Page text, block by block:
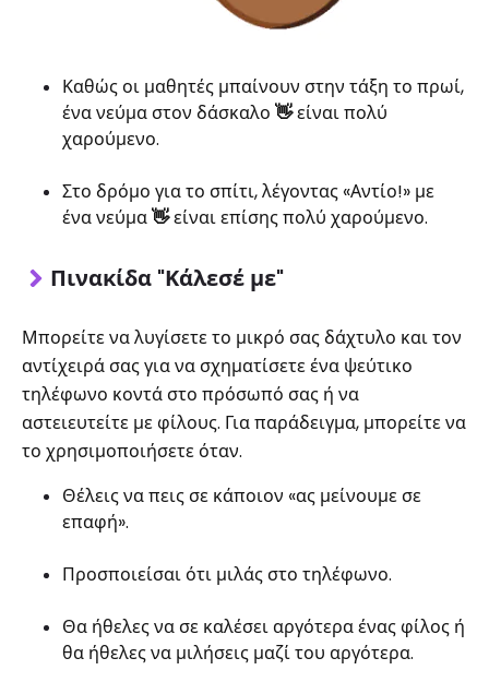
Καθώς οι μαθητές μπαίνουν στην τάξη το πρωί,
ένα νεύμα στον δάσκαλο 👋είναι πολύ
χαρούμενο.
Στο δρόμο για το σπίτι, λέγοντας «Αντίο!» με
ένα νεύμα👋είναι επίσης πολύ χαρούμενο.
Πινακίδα "Κάλεσέ με"
Μπορείτε να λυγίσετε το μικρό σας δάχτυλο και τον
αντίχειρά σας για να σχηματίσετε ένα ψεύτικο
τηλέφωνο κοντά στο πρόσωπό σας ή να
αστειευτείτε με φίλους. Για παράδειγμα, μπορείτε να
το χρησιμοποιήσετε όταν.
Θέλεις να πεις σε κάποιον «ας μείνουμε σε
επαφή».
Προσποιείσαι ότι μιλάς στο τηλέφωνο.
Θα ήθελες να σε καλέσει αργότερα ένας φίλος ή
θα ήθελες να μιλήσεις μαζί του αργότερα.